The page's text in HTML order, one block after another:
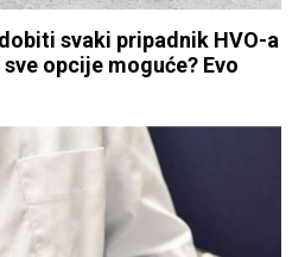
svaki pripadnik HVO-a
opcije moguće? Evo